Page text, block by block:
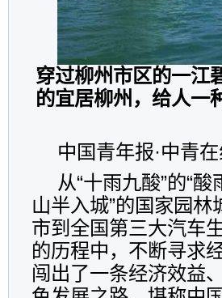
穿过柳州市区的一江
的宜居柳州，给人一
中国青年报·中青
从“十雨九酸”的“
山半入城”的国家园
市到全国第三大汽车
的历程中，不断寻求
闯出了一条经济效益